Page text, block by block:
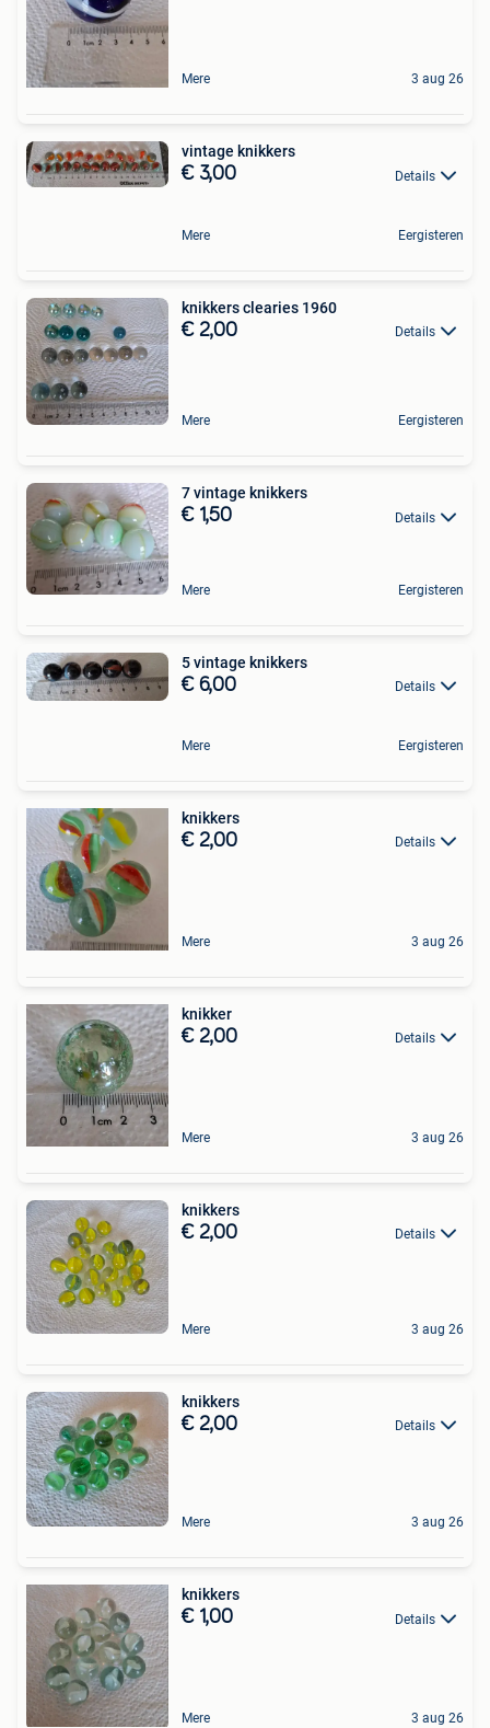
Mere 3 aug 26
vintage knikkers
€ 3,00 Details
Mere Eergisteren
knikkers clearies 1960
€ 2,00 Details
Mere Eergisteren
7 vintage knikkers
€ 1,50 Details
Mere Eergisteren
5 vintage knikkers
€ 6,00 Details
Mere Eergisteren
knikkers
€ 2,00 Details
Mere 3 aug 26
knikker
€ 2,00 Details
Mere 3 aug 26
knikkers
€ 2,00 Details
Mere 3 aug 26
knikkers
€ 2,00 Details
Mere 3 aug 26
knikkers
€ 1,00 Details
Mere 3 aug 26